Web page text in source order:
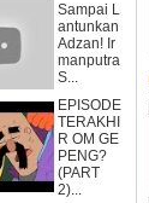
Sampai L
antunkan
Adzan! Ir
manputra
S...
EPISODE
TERAKHI
R OM GE
PENG?
(PART
2)...